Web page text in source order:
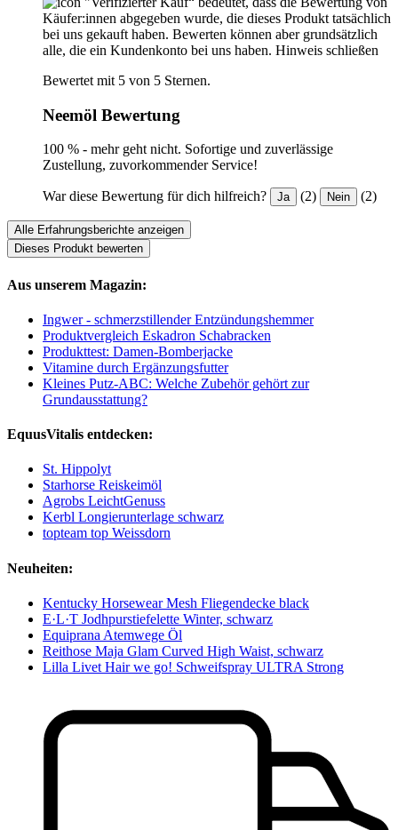
Käufer:innen abgegeben wurde, die dieses Produkt tatsächlich
bei uns gekauft haben. Bewerten können aber grundsätzlich
alle, die ein Kundenkonto bei uns haben. Hinweis schließen
Bewertet mit 5 von 5 Sternen.
Neemöl Bewertung
100 % - mehr geht nicht. Sofortige und zuverlässige
Zustellung, zuvorkommender Service!
War diese Bewertung für dich hilfreich? Ja (2) Nein (2)
Alle Erfahrungsberichte anzeigen
Dieses Produkt bewerten
Aus unserem Magazin:
Ingwer - schmerzstillender Entzündungshemmer
Produktvergleich Eskadron Schabracken
Produkttest: Damen-Bomberjacke
Vitamine durch Ergänzungsfutter
Kleines Putz-ABC: Welche Zubehör gehört zur
Grundausstattung?
EquusVitalis entdecken:
St. Hippolyt
Starhorse Reiskeimöl
Agrobs LeichtGenuss
Kerbl Longierunterlage schwarz
topteam top Weissdorn
Neuheiten:
Kentucky Horsewear Mesh Fliegendecke black
E·L·T Jodhpurstiefelette Winter, schwarz
Equiprana Atemwege Öl
Reithose Maja Glam Curved High Waist, schwarz
Lilla Livet Hair we go! Schweifspray ULTRA Strong